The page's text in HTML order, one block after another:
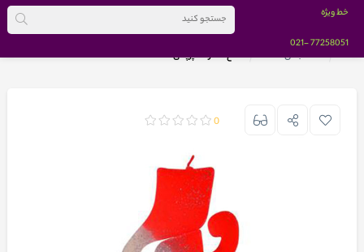
خط ویژه
77258051
-021
خانه
دسته بندی کالاها شمع سه رنگ پرچمی عدد 4
0